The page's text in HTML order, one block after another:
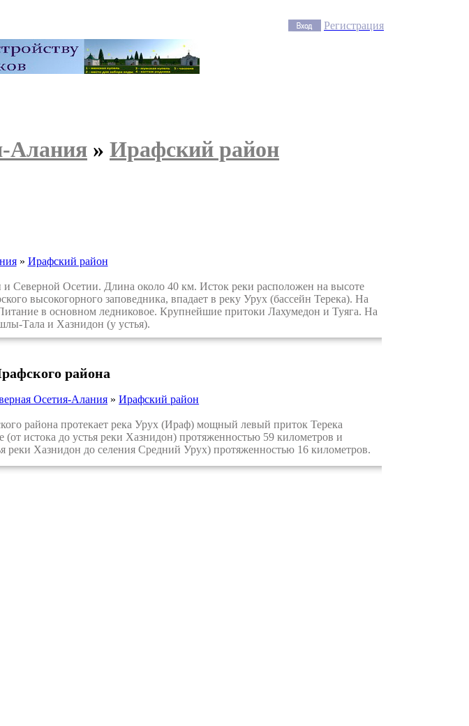
Регистрация
Алания » Ирафский район
» Ирафский район
Осетии. Длина около 40 км. Исток реки расположен на высоте
высокогорного заповедника, впадает в реку Урух (бассейн Терека). На
в основном ледниковое. Крупнейшие притоки Лахумедон и Туяга. На
Тала и Хазнидон (у устья).
района
Осетия-Алания »Ирафский район
района протекает река Урух (Ираф) мощный левый приток Терека
(от истока до устья реки Хазнидон) протяженностью 59 километров и
реки Хазнидон до селения Средний Урух) протяженностью 16 километров.